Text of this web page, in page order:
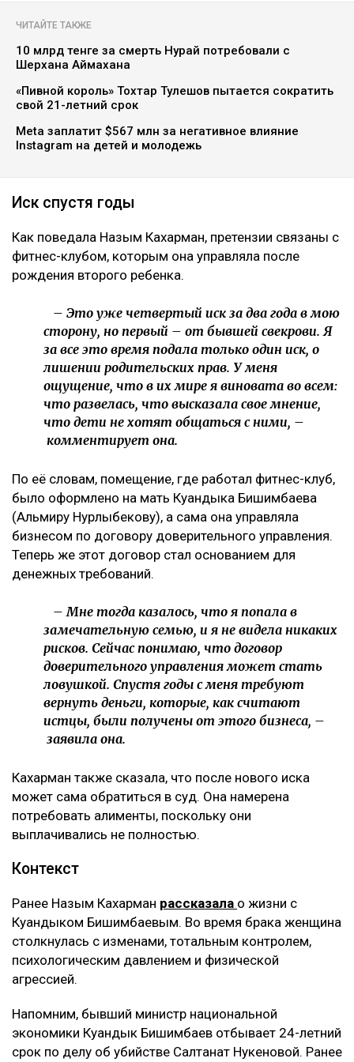
ЧИТАЙТЕ ТАКЖЕ
10 млрд тенге за смерть Нурай потребовали с
Шерхана Аймахана
«Пивной король» Тохтар Тулешов пытается сократить
свой 21-летний срок
Meta заплатит $567 млн за негативное влияние
Instagram на детей и молодежь
Иск спустя годы
Как поведала Назым Кахарман, претензии связаны с
фитнес-клубом, которым она управляла после
рождения второго ребенка.
– Это уже четвертый иск за два года в мою
сторону, но первый – от бывшей свекрови. Я
за все это время подала только один иск, о
лишении родительских прав. У меня
ощущение, что в их мире я виновата во всем:
что развелась, что высказала свое мнение,
что дети не хотят общаться с ними, –
комментирует она.
По её словам, помещение, где работал фитнес-клуб,
было оформлено на мать Куандыка Бишимбаева
(Альмиру Нурлыбекову), а сама она управляла
бизнесом по договору доверительного управления.
Теперь же этот договор стал основанием для
денежных требований.
– Мне тогда казалось, что я попала в
замечательную семью, и я не видела никаких
рисков. Сейчас понимаю, что договор
доверительного управления может стать
ловушкой. Спустя годы с меня требуют
вернуть деньги, которые, как считают
истцы, были получены от этого бизнеса, –
заявила она.
Кахарман также сказала, что после нового иска
может сама обратиться в суд. Она намерена
потребовать алименты, поскольку они
выплачивались не полностью.
Контекст
Ранее Назым Кахарман рассказала о жизни с
Куандыком Бишимбаевым. Во время брака женщина
столкнулась с изменами, тотальным контролем,
психологическим давлением и физической
агрессией.
Напомним, бывший министр национальной
экономики Куандык Бишимбаев отбывает 24-летний
срок по делу об убийстве Салтанат Нукеновой. Ранее